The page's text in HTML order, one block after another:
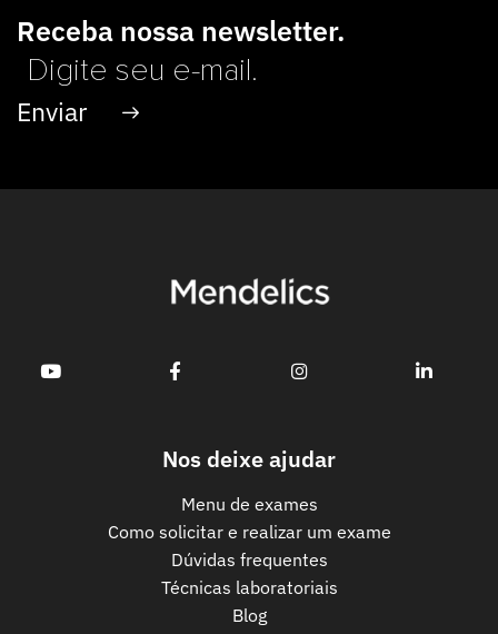
Receba nossa newsletter.
Nos deixe ajudar
Menu de exames
Como solicitar e realizar um exame
Dúvidas frequentes
Técnicas laboratoriais
Blog